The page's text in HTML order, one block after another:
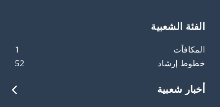
الفئة الشعبية
1
المكافآت
52
خطوط إرشاد
أخبار شعبية